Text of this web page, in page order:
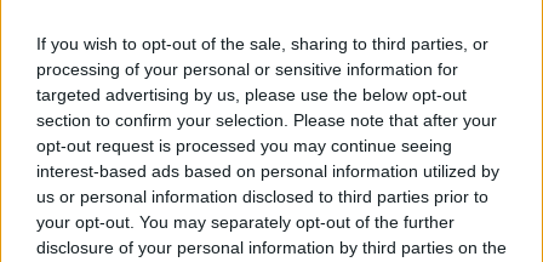
If you wish to opt-out of the sale, sharing to third parties, or
processing of your personal or sensitive information for
targeted advertising by us, please use the below opt-out
section to confirm your selection. Please note that after your
opt-out request is processed you may continue seeing
interest-based ads based on personal information utilized by
us or personal information disclosed to third parties prior to
your opt-out. You may separately opt-out of the further
disclosure of your personal information by third parties on the
Δείπνο της ΕΟΠΕ προς τιμήν του Ισίδωρου Κούβελου
παρουσία των Εθνικών ομάδων
ΓΝΩΜΕΣ